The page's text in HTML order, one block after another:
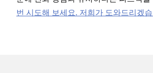
번 시도해 보세요. 저희가 도와드리겠